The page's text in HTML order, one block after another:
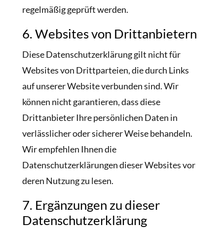
regelmäßig geprüft werden.
6. Websites von Drittanbietern
Diese Datenschutzerklärung gilt nicht für
Websites von Drittparteien, die durch Links
auf unserer Website verbunden sind. Wir
können nicht garantieren, dass diese
Drittanbieter Ihre persönlichen Daten in
verlässlicher oder sicherer Weise behandeln.
Wir empfehlen Ihnen die
Datenschutzerklärungen dieser Websites vor
deren Nutzung zu lesen.
7. Ergänzungen zu dieser
Datenschutzerklärung